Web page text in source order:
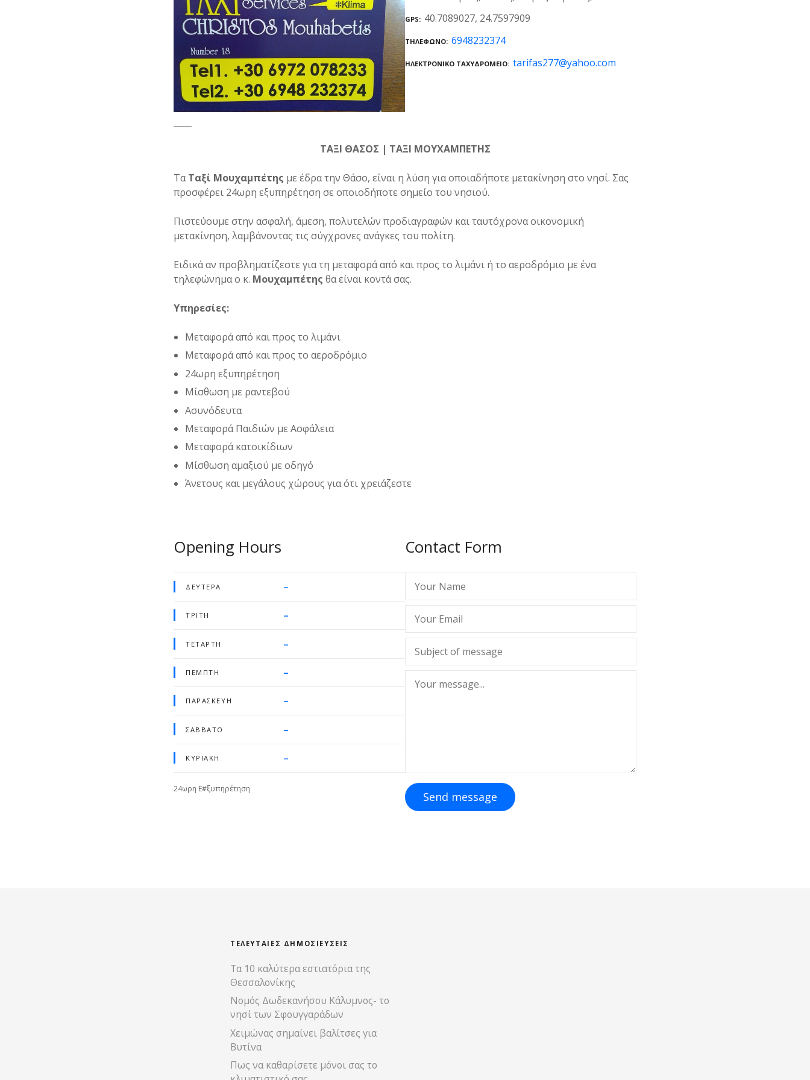
GPS 40.7089027, 24.7597909
ΤΗΛΈΦΩΝΟ 6948232374
ΗΛΕΚΤΡΟΝΙΚΌ ΤΑΧΥΔΡΟΜΕΊΟ tarifas277@yahoo.com
ΤΑΞΙ ΘΑΣΟΣ | ΤΑΞΙ ΜΟΥΧΑΜΠΕΤΗΣ
ΤαΤαξί Μουχαμπέτης με έδρα την Θάσο, είναι η λύση για οποιαδήποτε μετακίνηση στο νησί. Σας
προσφέρει 24ωρη εξυπηρέτηση σε οποιοδήποτε σημείο του νησιού.
Πιστεύουμε στην ασφαλή, άμεση, πολυτελών προδιαγραφών και ταυτόχρονα οικονομική
μετακίνηση, λαμβάνοντας τις σύγχρονες ανάγκες του πολίτη.
Ειδικά αν προβληματίζεστε για τη μεταφορά από και προς το λιμάνι ή το αεροδρόμιο με ένα
τηλεφώνημα ο κ. Μουχαμπέτης θα είναι κοντά σας.
Υπηρεσίες:
Μεταφορά από και προς το λιμάνι
Μεταφορά από και προς το αεροδρόμιο
24ωρη εξυπηρέτηση
Μίσθωση με ραντεβού
Ασυνόδευτα
Μεταφορά Παιδιών με Ασφάλεια
Μεταφορά κατοικίδιων
Μίσθωση αμαξιού με οδηγό
Άνετους και μεγάλους χώρους για ότι χρειάζεστε
Opening Hours
ΔΕΥΤΈΡΑ –
ΤΡΊΤΗ –
ΤΕΤΆΡΤΗ –
ΠΈΜΠΤΗ –
ΠΑΡΑΣΚΕΥΉ –
ΣΆΒΒΑΤΟ –
ΚΥΡΙΑΚΉ –
24ωρη Ε#ξυπηρέτηση
Contact Form
Send message
ΤΕΛΕΥΤΑΊΕΣ ΔΗΜΟΣΙΕΎΣΕΙΣ
Τα 10 καλύτερα εστιατόρια της
Θεσσαλονίκης
Νομός Δωδεκανήσου Κάλυμνος- το
νησί των Σφουγγαράδων
Χειμώνας σημαίνει βαλίτσες για
Βυτίνα
Πως να καθαρίσετε μόνοι σας το